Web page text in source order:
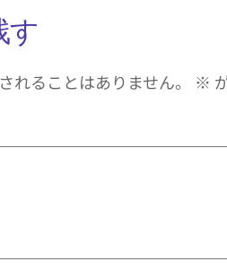
す
れることはありません。 ※